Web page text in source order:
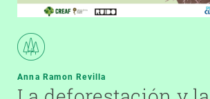
Anna Ramon Revilla